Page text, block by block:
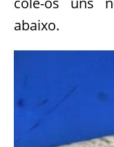
abaixo.